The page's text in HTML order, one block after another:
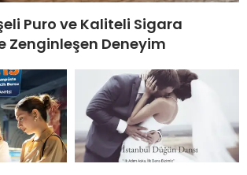
Puro ve Kaliteli Sigara
Zenginleşen Deneyim